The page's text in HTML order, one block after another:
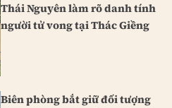
Thái Nguyên làm rõ danh tính
người tử vong tại Thác Giềng
Biên phòng bắt giữ đối tượng